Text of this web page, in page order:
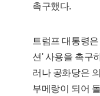
촉구했다.
트럼프 대통령
션' 사용을 촉구
러나 공화당은
부메랑이 되어